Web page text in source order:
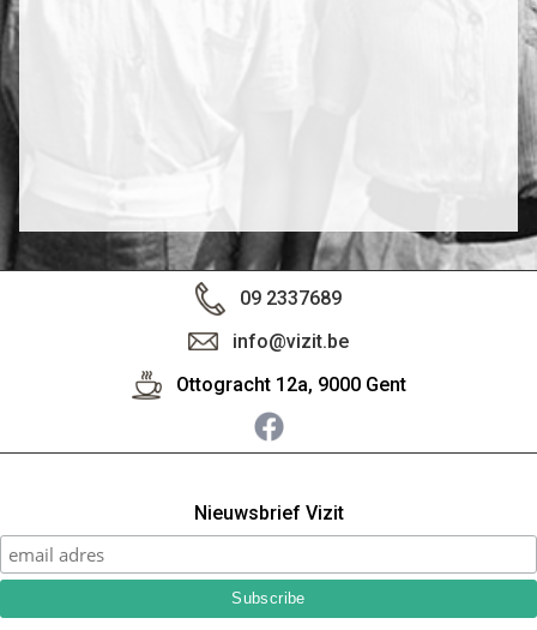
09 2337689
info@vizit.be
Ottogracht 12a, 9000 Gent
Nieuwsbrief Vizit